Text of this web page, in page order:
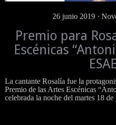
26 junio 2019 ·
Premio para
Escénicas
La cantante Rosalía fue la
Premio de las Artes Escénicas
celebrada la noche del martes 18